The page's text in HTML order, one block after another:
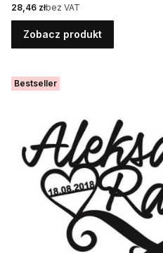
Cena
28,46 złbez VAT
Zobacz produkt
Bestseller